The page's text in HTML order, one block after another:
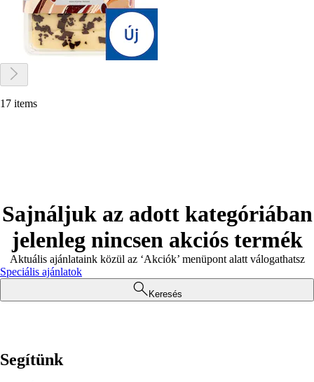
17 items
Sajnáljuk az adott kategóriában
jelenleg nincsen akciós termék
Aktuális ajánlataink közül az ‘Akciók’ menüpont alatt válogathatsz
Speciális ajánlatok
Keresés
Segítünk